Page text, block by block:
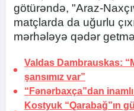
götürəndə, "Araz-
matçlarda da uğurlu
mərhələyə qədər
Valdas Dambrauskas:
şansımız var”
“Fənərbaxça”dan
Kostyuk “Qarabağ”ın